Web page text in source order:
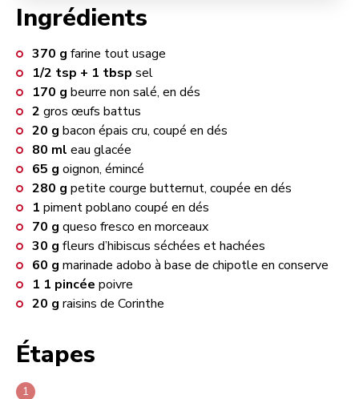
Ingrédients
370 g farine tout usage
1/2 tsp + 1 tbsp sel
170 g beurre non salé, en dés
2 gros œufs battus
20 g bacon épais cru, coupé en dés
80 ml eau glacée
65 g oignon, émincé
280 g petite courge butternut, coupée en dés
1 piment poblano coupé en dés
70 g queso fresco en morceaux
30 g fleurs d’hibiscus séchées et hachées
60 g marinade adobo à base de chipotle en conserve
1 1 pincée poivre
20 g raisins de Corinthe
Étapes